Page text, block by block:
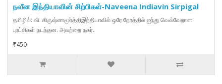
நவீன இந்தியாவின் சிற்பிகள்-Naveena Indiavin Sirpigal
தமிழில்: வி. கிருஷ்ணமூர்த்திஇந்தியாவில் ஒரே நேரத்தில் ஐந்து வெவ்வேறான
புரட்சிகள் நடந்தன. அவற்றை நகர்..
₹450